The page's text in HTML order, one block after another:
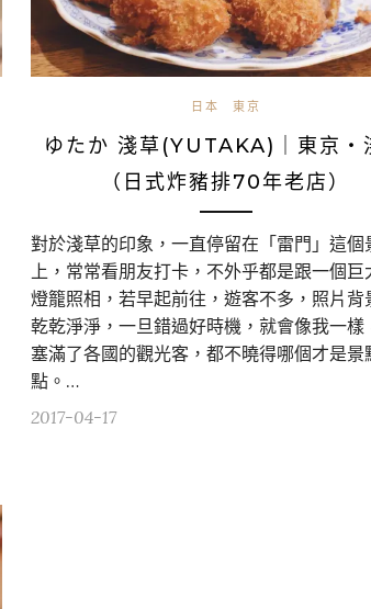
日本 東京
ゆたか 淺草(YUTAKA)｜東京・
（日式炸豬排70年老店）
對於淺草的印象，一直停留在「雷門」這個
上，常常看朋友打卡，不外乎都是跟一個巨
燈籠照相，若早起前往，遊客不多，照片背
乾乾淨淨，一旦錯過好時機，就會像我一樣
塞滿了各國的觀光客，都不曉得哪個才是景
點。…
2017-04-17